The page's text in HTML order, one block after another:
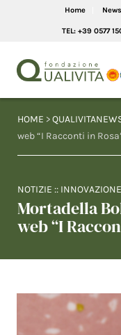
Home
TEL: +39 0577
HOME >
web “I Racconti in
NOTIZIE :: INNOVAZIONE
Mortadella
web “I